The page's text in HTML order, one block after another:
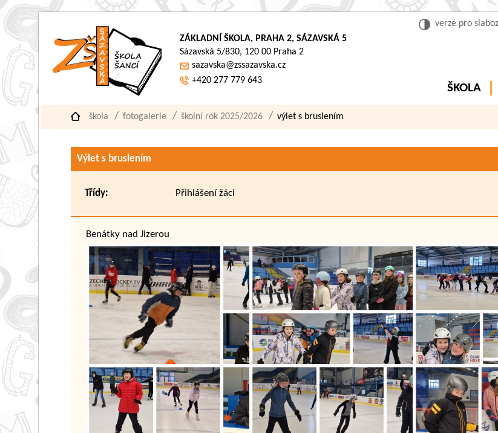
verze pro
ZÁKLADNÍ ŠKOLA, PRAHA 2, SÁZAVSKÁ 5
Sázavská 5/830, 120 00 Praha 2
sazavska@zssazavska.cz
+420 277 779 643
ŠKOLA
škola fotogalerie školní rok 2025/2026 výlet s bruslením
Výlet s bruslením
Třídy: Přihlášení žáci
Benátky nad Jizerou